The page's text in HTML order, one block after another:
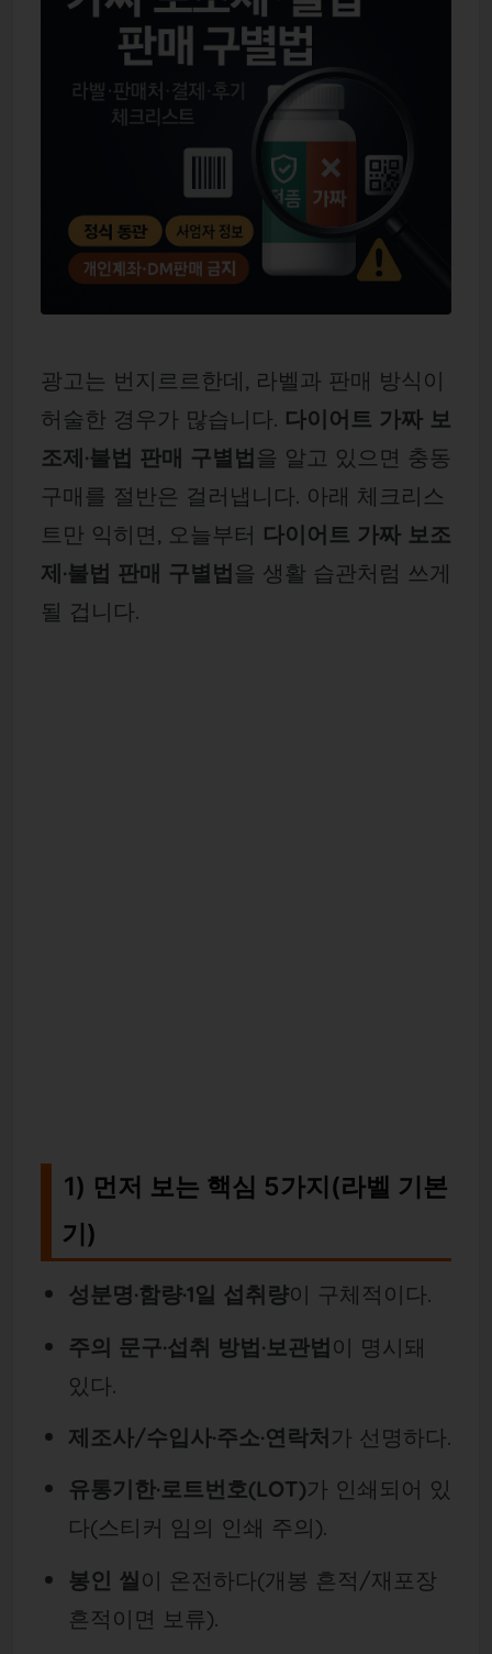
광고는 번지르르한데, 라벨과 판매 방식이
허술한 경우가 많습니다. 다이어트 가짜 보
조제·불법 판매 구별법을 알고 있으면 충동
구매를 절반은 걸러냅니다. 아래 체크리스
트만 익히면, 오늘부터 다이어트 가짜 보조
제·불법 판매 구별법을 생활 습관처럼 쓰게
될 겁니다.
1) 먼저 보는 핵심 5가지(라벨 기본
기)
성분명·함량·1일 섭취량이 구체적이다.
주의 문구·섭취 방법·보관법이 명시돼
있다.
제조사/수입사·주소·연락처가 선명하다.
유통기한·로트번호(LOT)가 인쇄되어 있
다(스티커 임의 인쇄 주의).
봉인 씰이 온전하다(개봉 흔적/재포장
흔적이면 보류).